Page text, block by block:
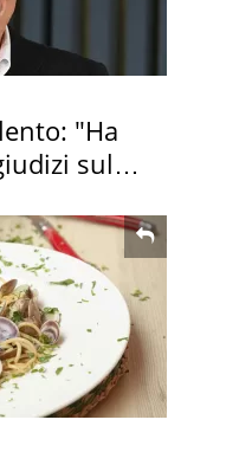
"Ha
sul